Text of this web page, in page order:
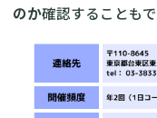
のか確認することも